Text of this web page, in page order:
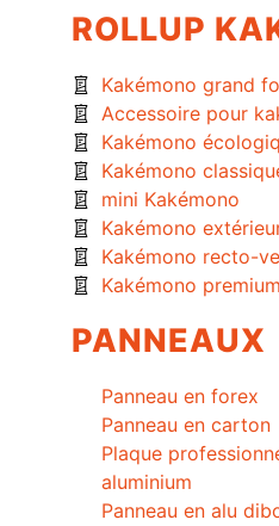
ROLLUP
Kakémono grand
Accessoire pour
Kakémono
Kakémono
mini Kakémono
Kakémono
Kakémono recto-
Kakémono premium
PANNEAUX
Panneau en forex
Panneau en carton
Plaque
aluminium
Panneau en alu